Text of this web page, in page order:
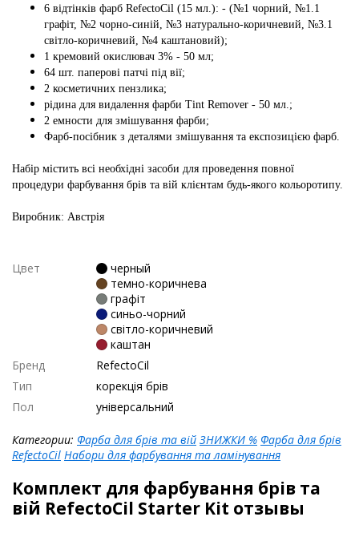
6 відтінків фарб RefectoCil (15 мл.): - (№1 чорний, №1.1
графіт, №2 чорно-синій, №3 натурально-коричневий, №3.1
світло-коричневий, №4 каштановий);
1 кремовий окислювач 3% - 50 мл;
64 шт. паперові патчі під вії;
2 косметичних пензлика;
рідина для видалення фарби Tint Remover - 50 мл.;
2 емности для змішування фарби;
Фарб-посібник з деталями змішування та експозицією фарб.
Набір містить всі необхідні засоби для проведення повної
процедури фарбування брів та вій клієнтам будь-якого кольоротипу.
Виробник: Австрія
Цвет
черный
темно-коричнева
графіт
синьо-чорний
світло-коричневий
каштан
Бренд
RefectoCil
Тип
корекція брів
Пол
універсальний
Категории: Фарба для брів та вій ЗНИЖКИ % Фарба для брів
RefectoCil Набори для фарбування та ламінування
Комплект для фарбування брів та
вій RefectoCil Starter Kit отзывы